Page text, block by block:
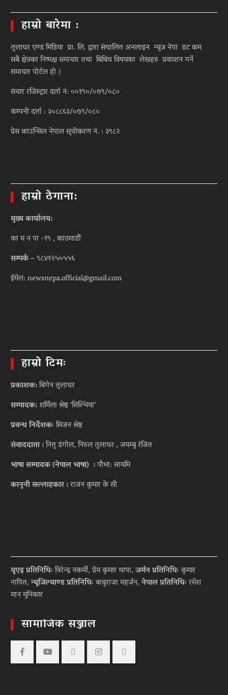
हाम्रो बारेमा :
तुलाधर एण्ड मिडिया प्रा. लि. द्वारा संचालित अनलाइन न्युज नेपा डट कम
सबै क्षेत्रका निष्पक्ष समाचार तथा बिबिध विषयका लेखहरु प्रकाशन गर्ने
समाचार पोर्टल हो ।
संचार रजिस्ट्रार दर्ता नं: ००१९०/०७९/०८०
कम्पनी दर्ता : ३०८८६३/०७९/०८०
प्रेस काउन्सिल नेपाल सूचीकरण नं. : ३९८२
हाम्रो ठेगाना:
मुख्य कार्यालय:
का म न पा -१९ , काठमाडौं
सम्पर्क –९८४१२५०५५६
ईमेल: newsnepa.official@gmail.com
हाम्रो टिमः
प्रकाशक:बिगेन तुलाधर
सम्पादक:शर्मिला श्रेष्ठ ‘सिल्भिया’
प्रवन्ध निर्देशकःसिजन श्रेष्ठ
संवाददाता :नितु डंगोल, निरुल तुलाधर , जयम्बु रंजित
भाषा सम्पादक (नेपाल भाषा) :पौभा: सायमि
कानुनी सल्लाहकार :राजन कुमार के सी
यूएइ प्रतिनिधिःविरेन्द्र नकर्मी, प्रेम कुमार थापा,जर्मन प्रतिनिधिःकुमार
नापित,न्यूजिल्याण्ड प्रतिनिधिःबाबुराजा महर्जन,नेपाल प्रतिनिधिःरमेश
मान मुनिकार
सामाजिक सञ्जाल